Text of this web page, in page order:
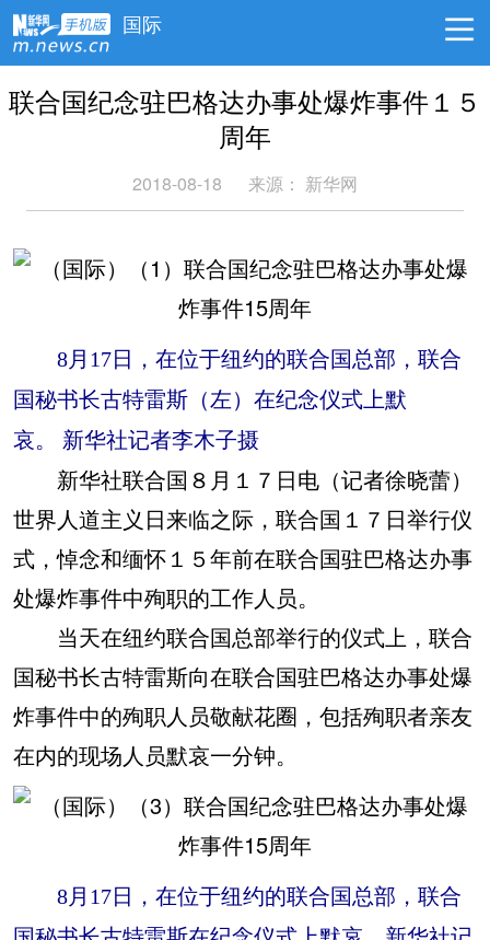
国际
联合国纪念驻巴格达办事处爆炸事件１５
周年
2018-08-18 来源： 新华网
8月17日，在位于纽约的联合国总部，联合
国秘书长古特雷斯（左）在纪念仪式上默
哀。 新华社记者李木子摄
新华社联合国８月１７日电（记者徐晓蕾）
世界人道主义日来临之际，联合国１７日举行仪
式，悼念和缅怀１５年前在联合国驻巴格达办事
处爆炸事件中殉职的工作人员。
当天在纽约联合国总部举行的仪式上，联合
国秘书长古特雷斯向在联合国驻巴格达办事处爆
炸事件中的殉职人员敬献花圈，包括殉职者亲友
在内的现场人员默哀一分钟。
8月17日，在位于纽约的联合国总部，联合